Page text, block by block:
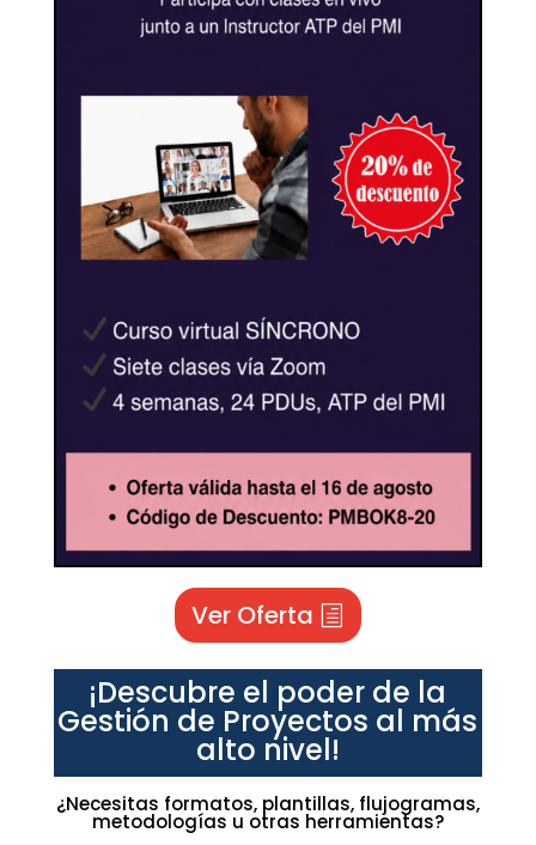
Ver Oferta
¡Descubre el poder de la
Gestión de Proyectos al más
alto nivel!
¿Necesitas formatos, plantillas, flujogramas,
metodologías u otras herramientas?